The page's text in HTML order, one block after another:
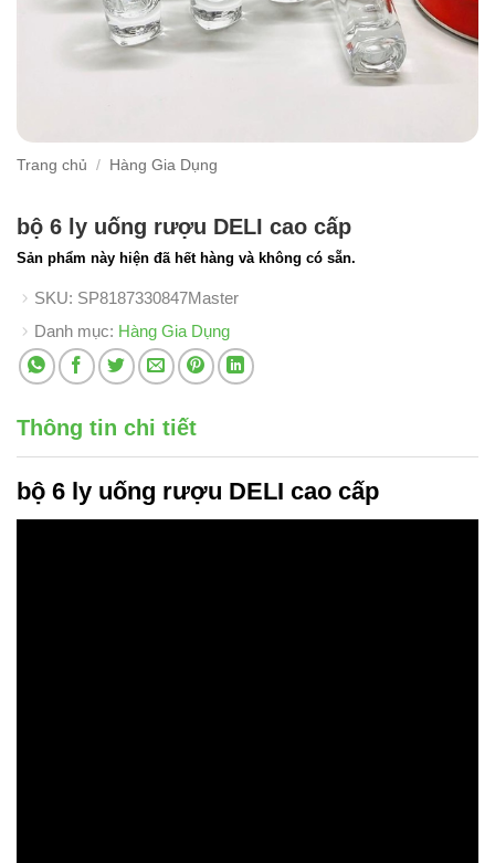
Trang chủ / Hàng Gia Dụng
bộ 6 ly uống rượu DELI cao cấp
Sản phẩm này hiện đã hết hàng và không có sẵn.
SKU: SP8187330847Master
Danh mục: Hàng Gia Dụng
Thông tin chi tiết
bộ 6 ly uống rượu DELI cao cấp